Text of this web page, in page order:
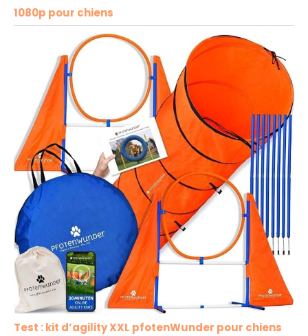
1080p pour chiens
Test : kit d’agility XXL pfotenWunder pour chiens